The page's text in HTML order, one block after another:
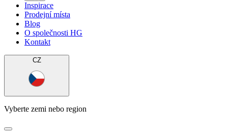
Inspirace
Prodejní místa
Blog
O společnosti HG
Kontakt
CZ
Vyberte zemi nebo region